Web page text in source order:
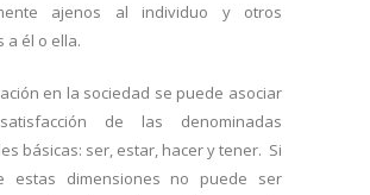
ajenos al individuo y otros
a él o ella.
en la sociedad se puede asociar
de las denominadas
básicas: ser, estar, hacer y tener. Si
estas dimensiones no puede ser